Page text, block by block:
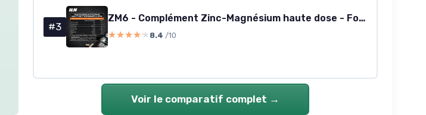
#3
ZM6 - Complément Zinc-Magnésium haute dose - Fonction musculaire normale - 360 gélules véganes 360 unité (Lot de 1)
★★★★★
★★★★★ 8.4 /10
Voir le comparatif complet →